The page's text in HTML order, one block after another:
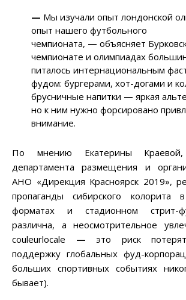
— Мы изучали опыт лондонской
опыт нашего футбольного
чемпионата, —объясняет
чемпионате и олимпиадах
питалось интернациональным
фудом: бургерами, хот-догами и
брусничные напитки —яркая
но к ним нужно форсировано
внимание.
По мнению Екатерины Краевой,
департамента размещения и
АНО «Дирекция Красноярск 2019»,
пропаганды сибирского колорита
форматах и стадионном стрит-
различна, а неосмотрительное
couleurlocale —это риск
поддержку глобальных фуд-
больших спортивных событиях
бывает).